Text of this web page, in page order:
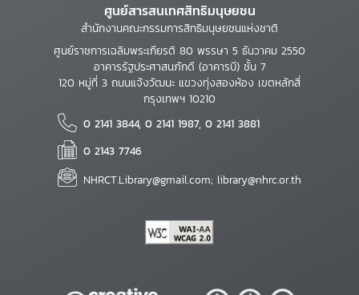
ศูนย์สารสนเทศสิทธิมนุษยชน
สำนักงานคณะกรรมการสิทธิมนุษยชนแห่งชาติ
ศูนย์ราชการเฉลิมพระเกียรติ 80 พรรษา 5 ธันวาคม 2550
อาคารรัฐประศาสนภักดี (อาคารบี) ชั้น 7
120 หมู่ที่ 3 ถนนแจ้งวัฒนะ แขวงทุ่งสองห้อง เขตหลักสี่
กรุงเทพฯ 10210
0 2141 3844, 0 2141 1987, 0 2141 3881
0 2143 7746
NHRCT.Library@gmail.com; library@nhrc.or.th